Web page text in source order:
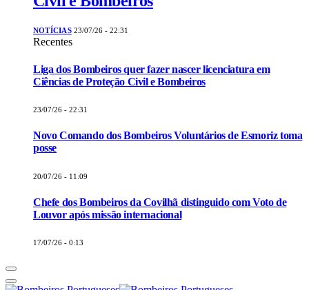
NOTÍCIAS 23/07/26 - 22:31
Recentes
Liga dos Bombeiros quer fazer nascer licenciatura em
Ciências de Proteção Civil e Bombeiros
23/07/26 - 22:31
Novo Comando dos Bombeiros Voluntários de Esmoriz toma
posse
20/07/26 - 11:09
Chefe dos Bombeiros da Covilhã distinguido com Voto de
Louvor após missão internacional
17/07/26 - 0:13